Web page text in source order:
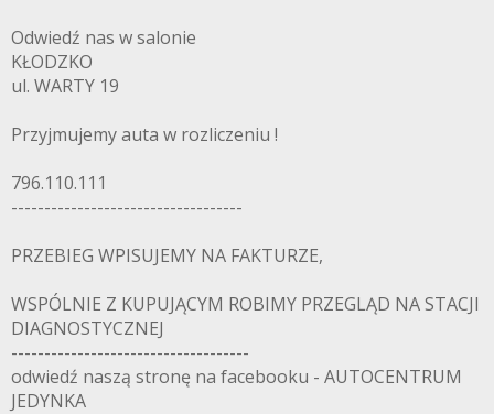
Odwiedź nas w salonie
KŁODZKO
ul. WARTY 19
Przyjmujemy auta w rozliczeniu !
796.110.111
-----------------------------------
PRZEBIEG WPISUJEMY NA FAKTURZE,
WSPÓLNIE Z KUPUJĄCYM ROBIMY PRZEGLĄD NA STACJI
DIAGNOSTYCZNEJ
------------------------------------
odwiedź naszą stronę na facebooku - AUTOCENTRUM
JEDYNKA